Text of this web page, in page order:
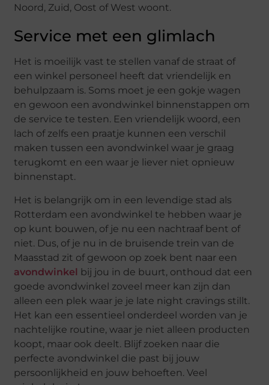
Noord, Zuid, Oost of West woont.
Service met een glimlach
Het is moeilijk vast te stellen vanaf de straat of
een winkel personeel heeft dat vriendelijk en
behulpzaam is. Soms moet je een gokje wagen
en gewoon een avondwinkel binnenstappen om
de service te testen. Een vriendelijk woord, een
lach of zelfs een praatje kunnen een verschil
maken tussen een avondwinkel waar je graag
terugkomt en een waar je liever niet opnieuw
binnenstapt.
Het is belangrijk om in een levendige stad als
Rotterdam een avondwinkel te hebben waar je
op kunt bouwen, of je nu een nachtraaf bent of
niet. Dus, of je nu in de bruisende trein van de
Maasstad zit of gewoon op zoek bent naar een
avondwinkel bij jou in de buurt, onthoud dat een
goede avondwinkel zoveel meer kan zijn dan
alleen een plek waar je je late night cravings stillt.
Het kan een essentieel onderdeel worden van je
nachtelijke routine, waar je niet alleen producten
koopt, maar ook deelt. Blijf zoeken naar die
perfecte avondwinkel die past bij jouw
persoonlijkheid en jouw behoeften. Veel